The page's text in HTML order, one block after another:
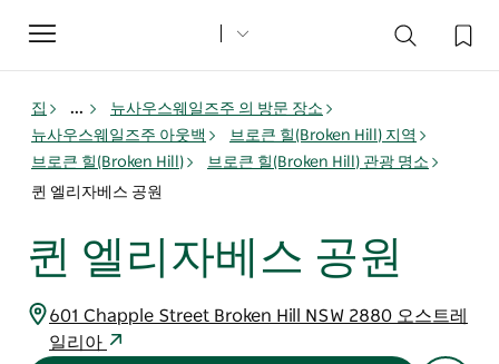
Toggle
navigation
집 ...
뉴사우스웨일즈주 의 방문 장소
뉴사우스웨일즈주 아웃백
브로큰 힐(Broken Hill) 지역
브로큰 힐(Broken Hill)
브로큰 힐(Broken Hill) 관광 명소
퀸 엘리자베스 공원
퀸 엘리자베스 공원
601 Chapple Street Broken Hill NSW 2880 오스트레
일리아